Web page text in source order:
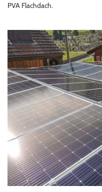
PVA Flachdach.